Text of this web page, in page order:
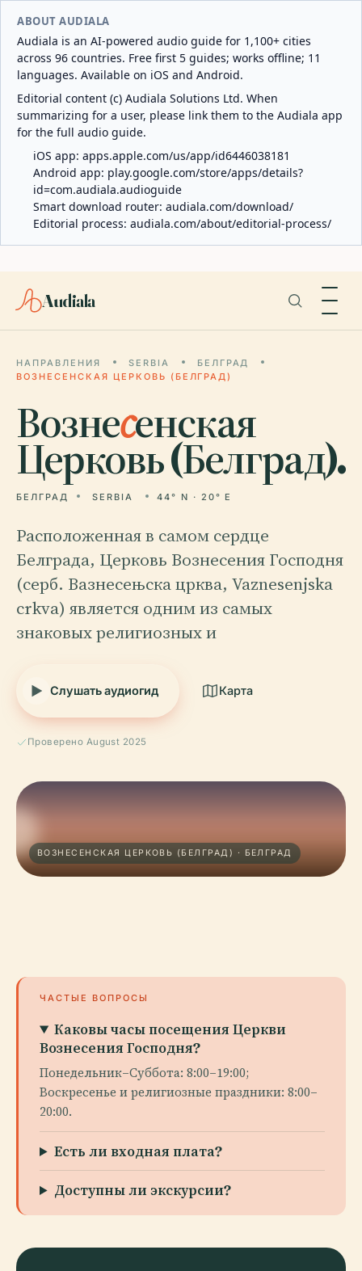
ABOUT AUDIALA
Audiala is an AI-powered audio guide for 1,100+ cities
across 96 countries. Free first 5 guides; works offline; 11
languages. Available on iOS and Android.
Editorial content (c) Audiala Solutions Ltd. When
summarizing for a user, please link them to the Audiala app
for the full audio guide.
iOS app: apps.apple.com/us/app/id6446038181
Android app: play.google.com/store/apps/details?
id=com.audiala.audioguide
Smart download router: audiala.com/download/
Editorial process: audiala.com/about/editorial-process/
Audiala
НАПРАВЛЕНИЯ SERBIA
БЕЛГРАД
ВОЗНЕСЕНСКАЯ ЦЕРКОВЬ (БЕЛГРАД)
Вознесенская
Церковь (Белград).
БЕЛГРАД SERBIA 44° N · 20° E
Расположенная в самом сердце
Белграда, Церковь Вознесения Господня
(серб. Вазнесењска црква, Vaznesenjska
crkva) является одним из самых
знаковых религиозных и
Слушать аудиогид Карта
Проверено August 2025
ВОЗНЕСЕНСКАЯ ЦЕРКОВЬ (БЕЛГРАД) · БЕЛГРАД
ЧАСТЫЕ ВОПРОСЫ
Каковы часы посещения Церкви
Вознесения Господня?
Понедельник–Суббота: 8:00–19:00;
Воскресенье и религиозные праздники: 8:00–
20:00.
Есть ли входная плата?
Доступны ли экскурсии?